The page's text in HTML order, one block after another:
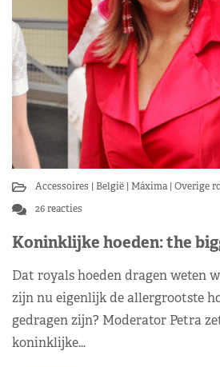
Accessoires België Máxima Overige
26 reacties
Koninklijke hoeden: the
Dat royals hoeden dragen weten
zijn nu eigenlijk de allergrootste
gedragen zijn? Moderator Petra
koninklijke…